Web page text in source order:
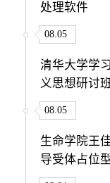
处理软件
08.05
清华大学学
义思想研讨
08.05
生命学院王
导受体占位